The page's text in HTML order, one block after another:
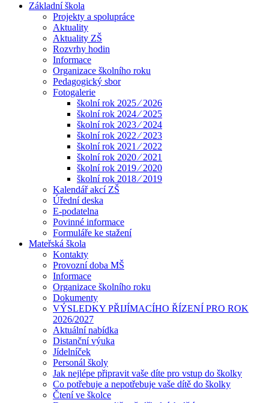
Základní škola
Projekty a spolupráce
Aktuality
Aktuality ZŠ
Rozvrhy hodin
Informace
Organizace školního roku
Pedagogický sbor
Fotogalerie
školní rok 2025 ⁄ 2026
školní rok 2024 ⁄ 2025
školní rok 2023 ⁄ 2024
školní rok 2022 ⁄ 2023
školní rok 2021 ⁄ 2022
školní rok 2020 ⁄ 2021
školní rok 2019 ⁄ 2020
školní rok 2018 ⁄ 2019
Kalendář akcí ZŠ
Úřední deska
E-podatelna
Povinné informace
Formuláře ke stažení
Mateřská škola
Kontakty
Provozní doba MŠ
Informace
Organizace školního roku
Dokumenty
VÝSLEDKY PŘIJÍMACÍHO ŘÍZENÍ PRO ROK
2026/2027
Aktuální nabídka
Distanční výuka
Jídelníček
Personál školy
Jak nejlépe připravit vaše díte pro vstup do školky
Co potřebuje a nepotřebuje vaše dítě do školky
Čtení ve školce